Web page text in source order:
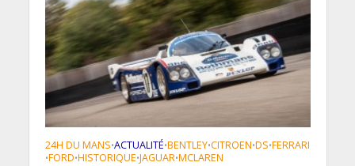
24H DU MANS•ACTUALITÉ•BENTLEY•CITROEN•DS•FERRARI
•FORD•HISTORIQUE•JAGUAR•MCLAREN